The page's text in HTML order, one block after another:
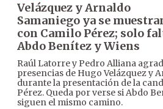
Velázquez y Arnaldo
Samaniego ya se
con Camilo Pérez; solo
Abdo Benítez y Wiens
Raúl Latorre y Pedro Alliana
presencias de Hugo Velázquez y
durante la presentación de la
Pérez. Queda por verse si Abdo
siguen el mismo camino.